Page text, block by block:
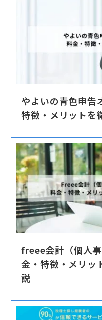
やよいの青色申告
特徴・メリットを
freee会計（個人
金・特徴・メリッ
説